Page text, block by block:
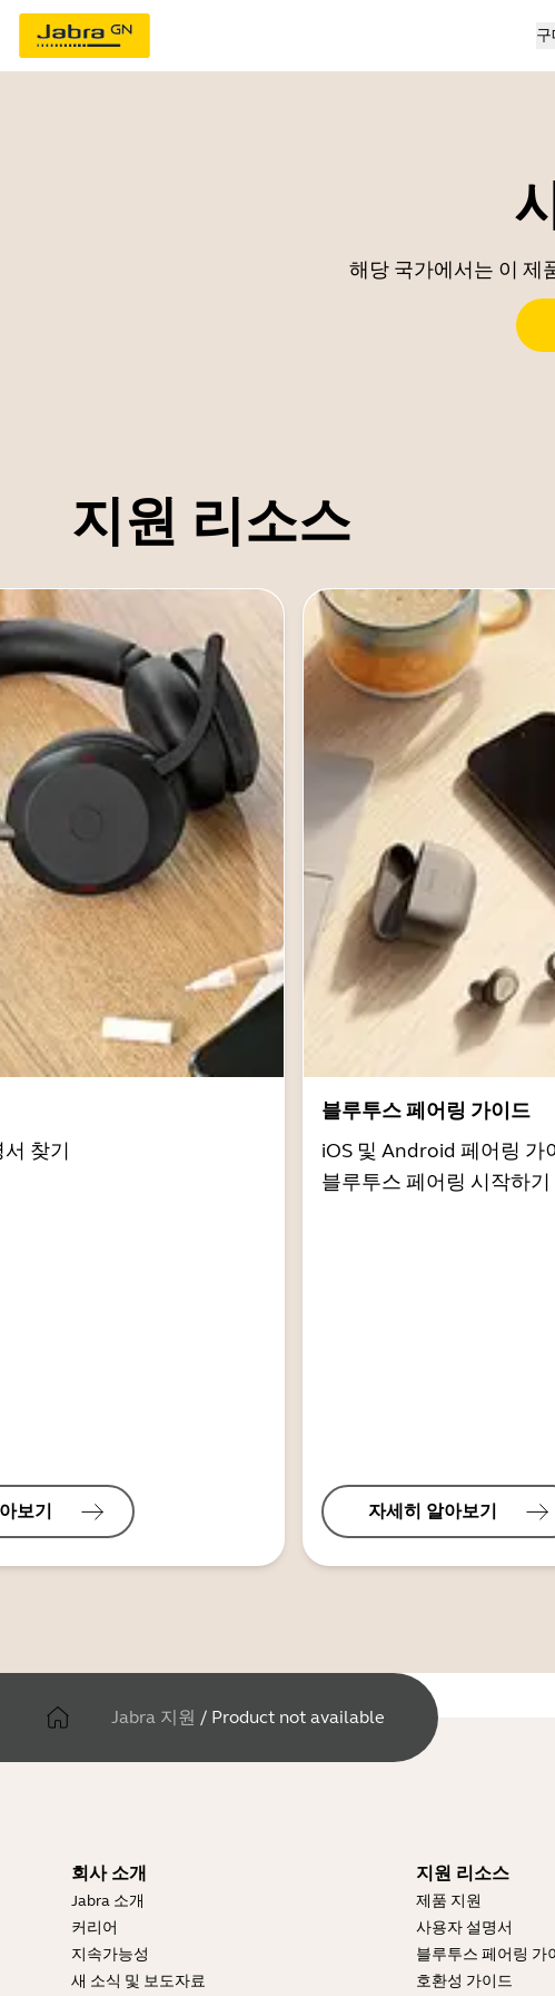
구
해당 국가에서는 이 제
지원 리소스
찾기
보기
블루투스 페어링 가이드
iOS 및 Android 페어링 가
블루투스 페어링 시작하기
자세히 알아보기
Jabra 지원 / Product not available
회사 소개
Jabra 소개
커리어
지속가능성
새 소식 및 보도자료
지원 리소스
제품 지원
사용자 설명서
블루투스 페어링 가
호환성 가이드